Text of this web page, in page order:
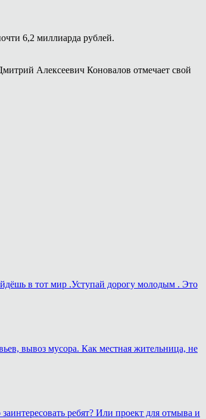
6,2 миллиарда рублей.
Алексеевич Коновалов отмечает свой
в тот мир .Уступай дорогу молодым . Это
вывоз мусора. Как местная жительница, не
ребят? Или проект для отмыва и